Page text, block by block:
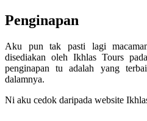
Penginapan
Aku pun tak pasti lagi
disediakan oleh Ikhlas Tours
penginapan tu adalah yang
dalamnya.
Ni aku cedok daripada website